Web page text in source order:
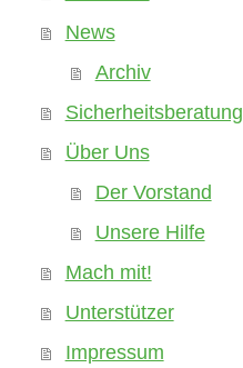
News
Archiv
Sicherheitsberatung
Über Uns
Der Vorstand
Unsere Hilfe
Mach mit!
Unterstützer
Impressum